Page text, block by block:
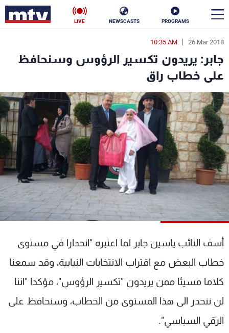
PROGRAMS
NEWSCASTS
LIVE
26 Mar 2018
10:35 AM
جابر: يريدون تكسير الرؤوس وسنحافظ
على خطاب راق
أسف النائب ياسين جابر لما اعتبره "انحدارا في مستوى
خطاب البعض مع اقتراب الانتخابات النيابية، وقد سمعنا
كلاما مسيئا ممن يريدون "تكسير الرؤوس"، مؤكدا "اننا
لن ننحدر الى هذا المستوى من الخطاب، وسنحافظ على
الرقي السياسي".
en
الأخبار
سياسة ناس
إقتصاد فن
منوعات رياضة
كأس العالم
البرامج
جدول البرامج
شاهد البرامج
عن MTV
الإنـتـاج
لاعلاناتكم
وظائف
تواصل معنا
شروط الإسـتخدام